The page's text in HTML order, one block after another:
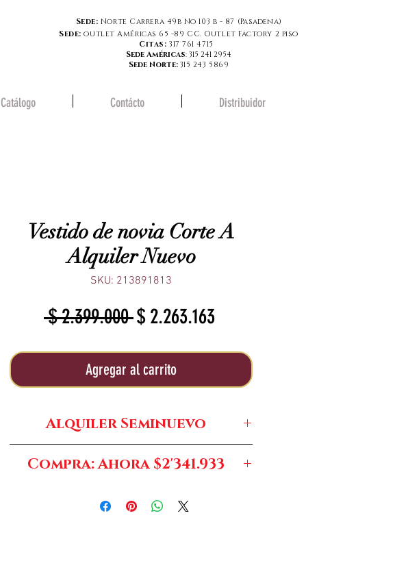
Sede: Norte Carrera 49b No 103 b - 87 (Pasadena)
Sede:outlet Américas 65 -89 CC. Outlet Factory 2 piso
Citas: 317 761 4715
Sede Américas: 315 241 2954
Sede Norte: 315 243 5869
Catálogo Contácto Distribuidor
Vestido de novia Corte A
Alquiler Nuevo
SKU: 213891813
$ 2.399.000 Precio
$ 2.263.163Precio
oferta
Agregar al carrito
Alquiler Seminuevo
$1'199.000
Compra: Ahora $2'341.933